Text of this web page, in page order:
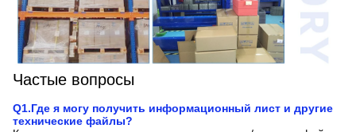
Частые вопросы
Q1.Где я могу получить информационный лист и другие
технические файлы?